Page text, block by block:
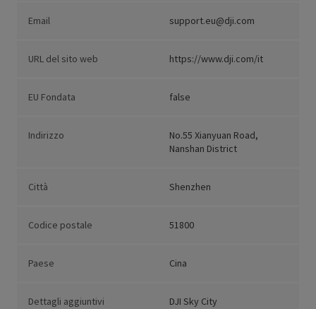
Email support.eu@dji.com
URL del sito web https://www.dji.com/it
EU Fondata false
Indirizzo
No.55 Xianyuan Road,
Nanshan District
Città Shenzhen
Codice postale 51800
Paese Cina
Dettagli aggiuntivi DJI Sky City